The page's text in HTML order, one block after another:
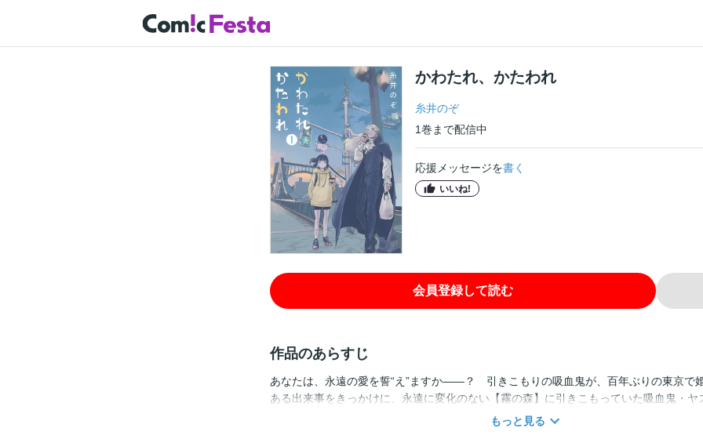
かわたれ、かたわれ
糸井のぞ
1巻 まで配信中
応援メッセージを書く
いいね!
会員登録して読む
作品のあらすじ
あなたは、永遠の愛を誓“え”ますか――？ 引きこもりの吸血鬼が、百年ぶりの東京で
ある出来事をきっかけに、永遠に変化のない【霧の森】に引きこもっていた吸血鬼・ヤ
も世話になった執事も亡くし、孤独に泣き濡れる彼の前にかつて森から【外】に出た妹
もっと見る